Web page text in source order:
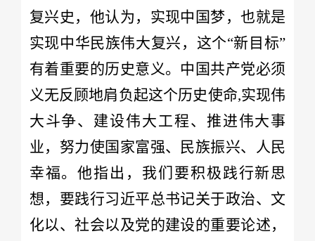
复兴史，他认为，实现中国梦，也就是
实现中华民族伟大复兴，这个“新目标”
有着重要的历史意义。中国共产党必须
义无反顾地肩负起这个历史使命,实现伟
大斗争、建设伟大工程、推进伟大事
业，努力使国家富强、民族振兴、人民
幸福。他指出，我们要积极践行新思
想，要践行习近平总书记关于政治、文
化以、社会以及党的建设的重要论述，